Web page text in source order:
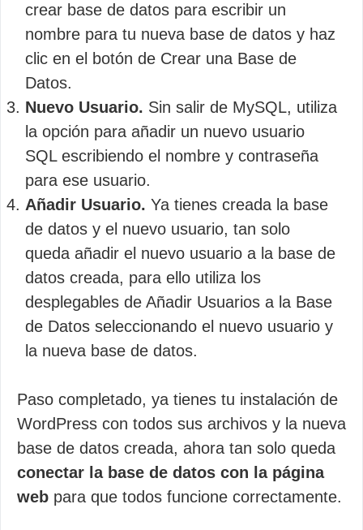
crear base de datos para escribir un
nombre para tu nueva base de datos y haz
clic en el botón de Crear una Base de
Datos.
Nuevo Usuario. Sin salir de MySQL, utiliza
la opción para añadir un nuevo usuario
SQL escribiendo el nombre y contraseña
para ese usuario.
Añadir Usuario. Ya tienes creada la base
de datos y el nuevo usuario, tan solo
queda añadir el nuevo usuario a la base de
datos creada, para ello utiliza los
desplegables de Añadir Usuarios a la Base
de Datos seleccionando el nuevo usuario y
la nueva base de datos.
Paso completado, ya tienes tu instalación de
WordPress con todos sus archivos y la nueva
base de datos creada, ahora tan solo queda
conectar la base de datos con la página
web para que todos funcione correctamente.